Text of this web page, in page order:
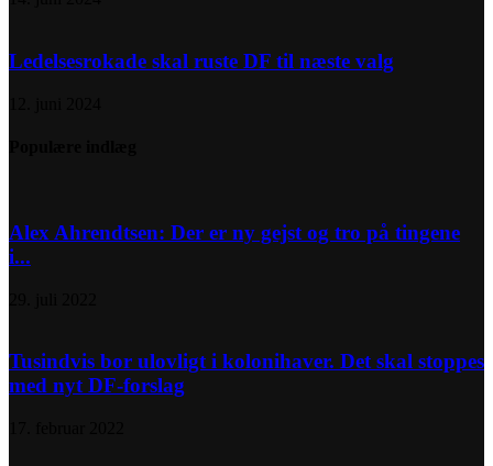
Ledelsesrokade skal ruste DF til næste valg
Alex Ahrendtsen: Der er ny gejst og tro på tingene
i...
Tusindvis bor ulovligt i kolonihaver. Det skal stoppes
med nyt DF-forslag